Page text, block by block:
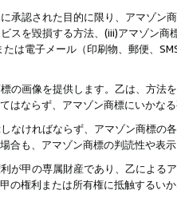
承認された目的に限り、アマゾン
スを毀損する方法、(iii)アマゾン
は電子メール（印刷物、郵便、
の画像を提供します。乙は、方
はならず、アマゾン商標にいかな
なければならず、アマゾン商標
合も、アマゾン商標の判読性や表
が甲の専属財産であり、乙による
の権利または所有権に抵触するい